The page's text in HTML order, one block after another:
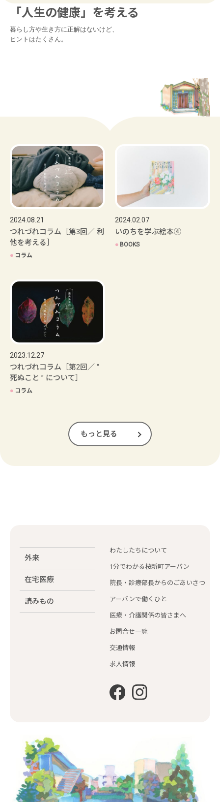
「人生の健康」を考える
暮らし方や生き方に正解はないけど、
ヒントはたくさん。
2024.08.21
つれづれコラム［第3回／ 利
他を考える］
● コラム
2024.02.07
いのちを学ぶ絵本④
● BOOKS
2023.12.27
つれづれコラム［第2回／ “
死ぬこと ” について］
● コラム
もっと見る
外来
在宅医療
読みもの
わたしたちについて
1分でわかる桜新町アーバン
院長・診療部長からのごあいさつ
アーバンで働くひと
医療・介護関係の皆さまへ
お問合せ一覧
交通情報
求人情報